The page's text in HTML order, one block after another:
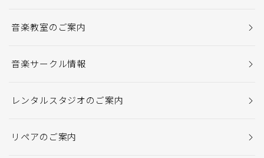
音楽教室のご案内
音楽サークル情報
レンタルスタジオのご案内
リペアのご案内